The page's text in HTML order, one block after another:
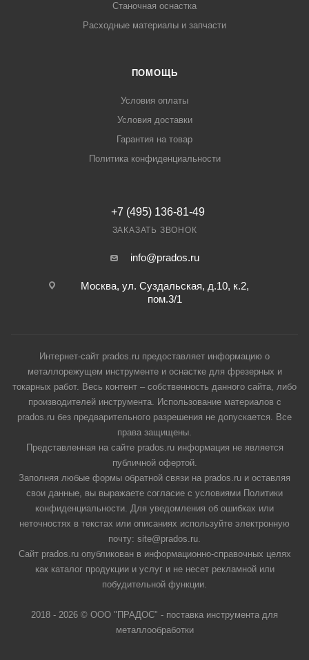
Станочная оснастка
Расходные материалы и запчасти
ПОМОЩЬ
Условия оплаты
Условия доставки
Гарантия на товар
Политика конфиденциальности
+7 (495) 136-81-49
ЗАКАЗАТЬ ЗВОНОК
info@prados.ru
Москва, ул. Суздальская, д.10, к.2,
пом.3/1
Интернет-сайт prados.ru предоставляет информацию о
металлорежущем инструменте и оснастке для фрезерных и
токарных работ. Весь контент – собственность данного сайта, либо
производителей инструмента. Использование материалов с
prados.ru без предварительного разрешения не допускается. Все
права защищены.
Представленная на сайте prados.ru информация не является
публичной офертой.
Заполняя любые формы обратной связи на prados.ru и оставляя
свои данные, вы выражаете согласие с условиями Политики
конфиденциальности. Для уведомления об ошибках или
неточностях в текстах или описаниях используйте электронную
почту: site@prados.ru.
Сайт prados.ru опубликован в информационно-справочных целях
как каталог продукции и услуг и не несет рекламной или
побудительной функции.
2018 - 2026 © ООО "ПРАДОС" - поставка инструмента для
металлообработки